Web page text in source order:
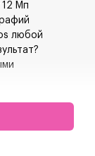
12 Мп
любой